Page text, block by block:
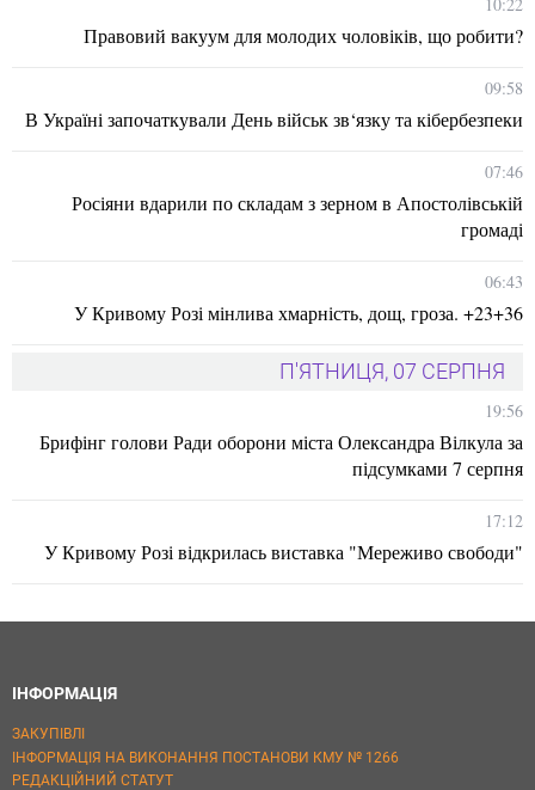
Правовий вакуум для молодих чоловіків, що робити?
09:58
В Україні започаткували День військ зв‘язку та кібербезпеки
07:46
Росіяни вдарили по складам з зерном в Апостолівській
громаді
06:43
У Кривому Розі мінлива хмарність, дощ, гроза. +23+36
П'ЯТНИЦЯ, 07 СЕРПНЯ
19:56
Брифінг голови Ради оборони міста Олександра Вілкула за
підсумками 7 серпня
17:12
У Кривому Розі відкрилась виставка "Мереживо свободи"
ІНФОРМАЦІЯ
ЗАКУПІВЛІ
ІНФОРМАЦІЯ НА ВИКОНАННЯ ПОСТАНОВИ КМУ № 1266
РЕДАКЦІЙНИЙ СТАТУТ